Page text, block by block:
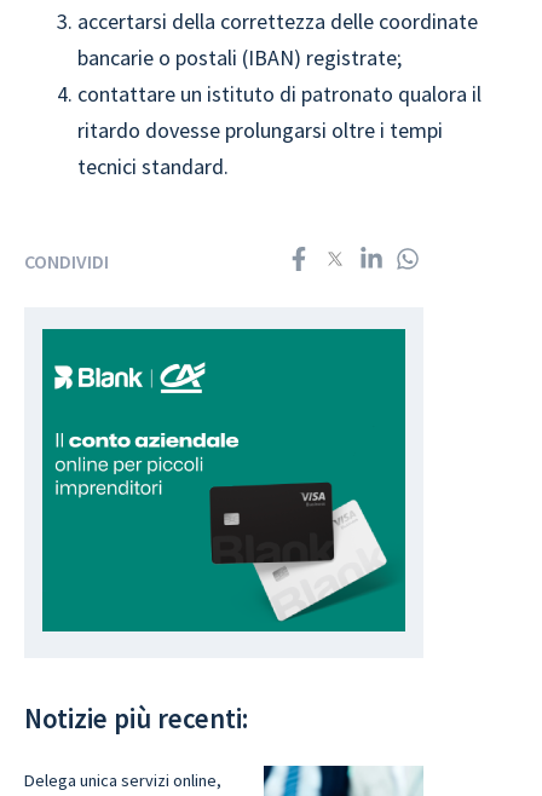
accertarsi della correttezza delle coordinate
bancarie o postali (IBAN) registrate;
contattare un istituto di patronato qualora il
ritardo dovesse prolungarsi oltre i tempi
tecnici standard.
CONDIVIDI
Notizie più recenti:
Delega unica servizi online,